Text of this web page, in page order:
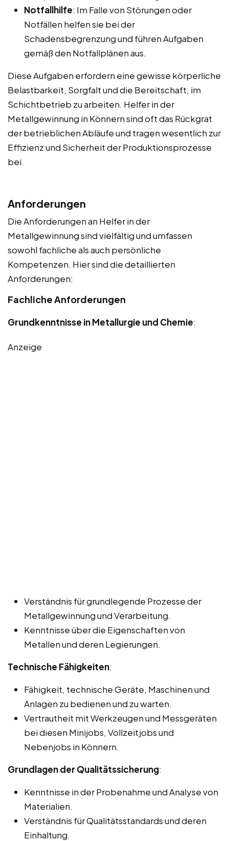
Notfallhilfe: Im Falle von Störungen oder
Notfällen helfen sie bei der
Schadensbegrenzung und führen Aufgaben
gemäß den Notfallplänen aus.
Diese Aufgaben erfordern eine gewisse körperliche
Belastbarkeit, Sorgfalt und die Bereitschaft, im
Schichtbetrieb zu arbeiten. Helfer in der
Metallgewinnung in Könnern sind oft das Rückgrat
der betrieblichen Abläufe und tragen wesentlich zur
Effizienz und Sicherheit der Produktionsprozesse
bei.
Anforderungen
Die Anforderungen an Helfer in der
Metallgewinnung sind vielfältig und umfassen
sowohl fachliche als auch persönliche
Kompetenzen. Hier sind die detaillierten
Anforderungen:
Fachliche Anforderungen
Grundkenntnisse in Metallurgie und Chemie:
Anzeige
Verständnis für grundlegende Prozesse der
Metallgewinnung und Verarbeitung.
Kenntnisse über die Eigenschaften von
Metallen und deren Legierungen.
Technische Fähigkeiten:
Fähigkeit, technische Geräte, Maschinen und
Anlagen zu bedienen und zu warten.
Vertrautheit mit Werkzeugen und Messgeräten
bei diesen Minijobs, Vollzeitjobs und
Nebenjobs in Könnern.
Grundlagen der Qualitätssicherung:
Kenntnisse in der Probenahme und Analyse von
Materialien.
Verständnis für Qualitätsstandards und deren
Einhaltung.